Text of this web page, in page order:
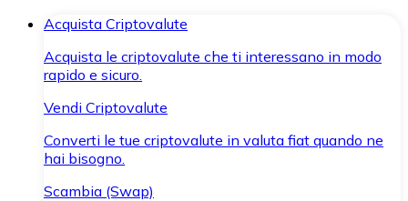
Acquista Criptovalute
Acquista le criptovalute che ti interessano in modo
rapido e sicuro.
Vendi Criptovalute
Converti le tue criptovalute in valuta fiat quando ne
hai bisogno.
Scambia (Swap)